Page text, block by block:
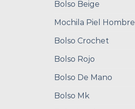
Bolso Beige
Mochila Piel Hombre
Bolso Crochet
Bolso Rojo
Bolso De Mano
Bolso Mk